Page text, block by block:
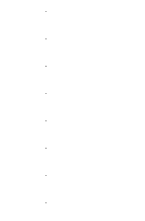
.
.
.
.
.
.
.
.